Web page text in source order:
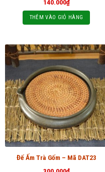
140.000₫
THÊM VÀO GIỎ HÀNG
Đế Ấm Trà Gốm – Mã DAT23